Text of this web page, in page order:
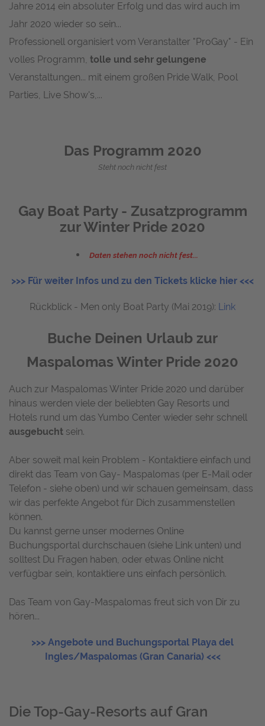
Jahre 2014 ein absoluter Erfolg und das wird auch im
Jahr 2020 wieder so sein...
Professionell organisiert vom Veranstalter "ProGay" - Ein
volles Programm, tolle und sehr gelungene
Veranstaltungen... mit einem großen Pride Walk, Pool
Parties, Live Show's,...
Das Programm 2020
Steht noch nicht fest
Gay Boat Party - Zusatzprogramm
zur Winter Pride 2020
Daten stehen noch nicht fest...
>>> Für weiter Infos und zu den Tickets klicke hier <<<
Rückblick - Men only Boat Party (Mai 2019): Link
Buche Deinen Urlaub zur
Maspalomas Winter Pride 2020
Auch zur Maspalomas Winter Pride 2020 und darüber
hinaus werden viele der beliebten Gay Resorts und
Hotels rund um das Yumbo Center wieder sehr schnell
ausgebucht sein.
Aber soweit mal kein Problem - Kontaktiere einfach und
direkt das Team von Gay- Maspalomas (per E-Mail oder
Telefon - siehe oben) und wir schauen gemeinsam, dass
wir das perfekte Angebot für Dich zusammenstellen
können.
Du kannst gerne unser modernes Online
Buchungsportal durchschauen (siehe Link unten) und
solltest Du Fragen haben, oder etwas Online nicht
verfügbar sein, kontaktiere uns einfach persönlich.
Das Team von Gay-Maspalomas freut sich von Dir zu
hören...
>>> Angebote und Buchungsportal Playa del
Ingles/Maspalomas (Gran Canaria) <<<
Die Top-Gay-Resorts auf Gran